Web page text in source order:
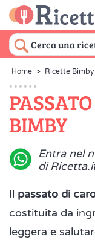
Home > Ricette Bimby
BIMBY
Entra nel
di
Il passato di
costituita da
leggera e